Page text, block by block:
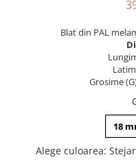
Sisteme pentru usi pliante
Bari pentru haine
Accesorii pentru
Blat din PAL
Grosime
18
Alege culoarea: